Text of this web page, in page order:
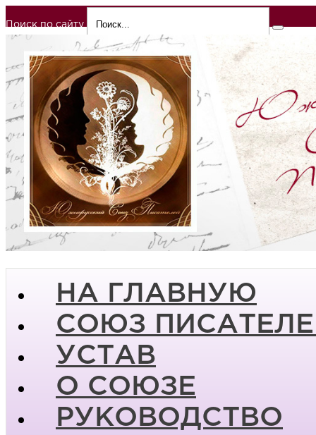
Поиск по сайту
НА ГЛАВНУЮ
СОЮЗ
УСТАВ
О СОЮЗЕ
РУКОВОДСТВО